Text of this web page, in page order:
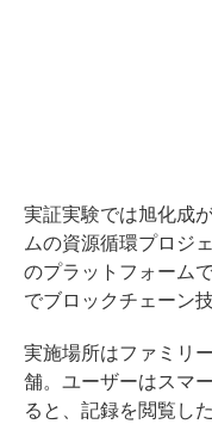
実証実験では旭化成
ムの資源循環プロジ
のプラットフォーム
でブロックチェーン
実施場所はファミリ
舗。ユーザーはスマ
ると、記録を閲覧し